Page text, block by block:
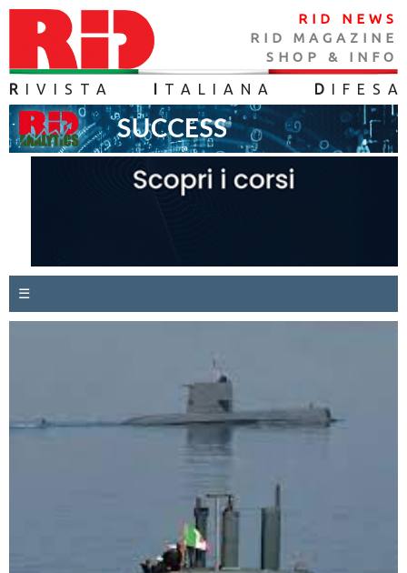
RID NEWS
RID MAGAZINE
SHOP & INFO
R IVISTA TALIANA D IFES A
☰